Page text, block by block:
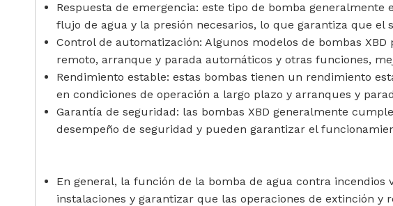
Respuesta de emergencia: este tipo de bomba
flujo de agua y la presión necesarios, lo que garantiza que
Control de automatización: Algunos modelos de bombas
remoto, arranque y parada automáticos y otras funciones,
Rendimiento estable: estas bombas tienen un rendimiento
en condiciones de operación a largo plazo y arranques y
Garantía de seguridad: las bombas XBD generalmente
desempeño de seguridad y pueden garantizar el
En general, la función de la bomba de agua contra
instalaciones y garantizar que las operaciones de extinción y